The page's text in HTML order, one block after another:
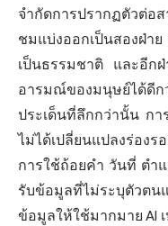
จำกัดการปรากฏตัวต่อ
ชมแบ่งออกเป็นสองฝ่า
เป็นธรรมชาติ และอีก
อารมณ์ของมนุษย์ได้ดี
ประเด็นที่ลึกกว่านั้น กา
ไม่ได้เปลี่ยนแปลงร่อง
การใช้ถ้อยคำ วันที่ ตำ
รับข้อมูลที่ไม่ระบุตัวต
ข้อมูลให้ใช้มากมาย AI